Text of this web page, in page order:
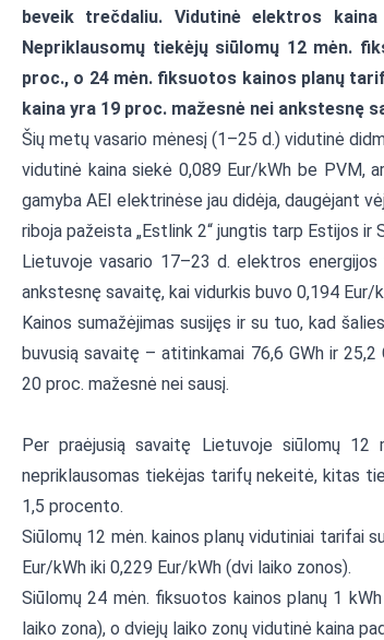
beveik trečdaliu. Vidutinė elektros
Nepriklausomų tiekėjų siūlomų 12 mėn.
proc., o 24 mėn. fiksuotos kainos planų
kaina yra 19 proc. mažesnė nei ankstesnę
Šių metų vasario mėnesį (1–25 d.) vidutinė
vidutinė kaina siekė 0,089 Eur/kWh be PVM,
gamyba AEI elektrinėse jau didėja, daugėjant
riboja pažeista „Estlink 2“ jungtis tarp Estijos ir
Lietuvoje vasario 17–23 d. elektros
ankstesnę savaitę, kai vidurkis buvo 0,194 Eur/
Kainos sumažėjimas susijęs ir su tuo, kad
buvusią savaitę – atitinkamai 76,6 GWh ir
20 proc. mažesnė nei sausį.
Per praėjusią savaitę Lietuvoje siūlomų
nepriklausomas tiekėjas tarifų nekeitė, kitas
1,5 procento.
Siūlomų 12 mėn. kainos planų vidutiniai tarifai
Eur/kWh iki 0,229 Eur/kWh (dvi laiko zonos).
Siūlomų 24 mėn. fiksuotos kainos planų 1
laiko zona), o dviejų laiko zonų vidutinė kaina